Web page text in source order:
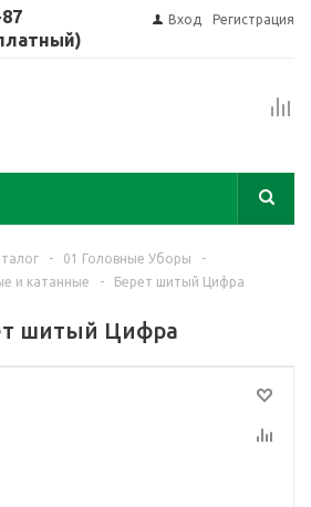
Вход Регистрация
- 01 Головные Уборы
-
и катанные
- Берет шитый Цифра
шитый Цифра